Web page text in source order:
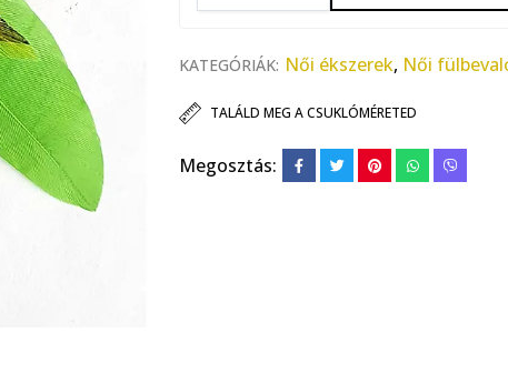
KATEGÓRIÁK: Női ékszerek, Női
TALÁLD MEG A CSUKLÓMÉRETED
Megosztás: